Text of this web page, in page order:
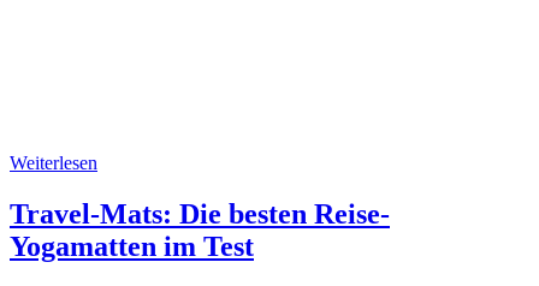
Weiterlesen
Travel-Mats: Die besten Reise-
Yogamatten im Test